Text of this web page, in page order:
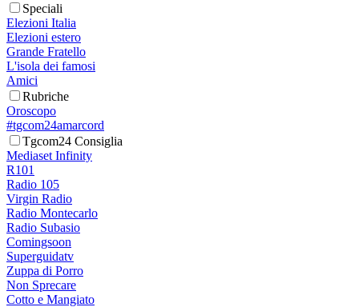
Speciali
Elezioni Italia
Elezioni estero
Grande Fratello
L'isola dei famosi
Amici
Rubriche
Oroscopo
#tgcom24amarcord
Tgcom24 Consiglia
Mediaset Infinity
R101
Radio 105
Virgin Radio
Radio Montecarlo
Radio Subasio
Comingsoon
Superguidatv
Zuppa di Porro
Non Sprecare
Cotto e Mangiato